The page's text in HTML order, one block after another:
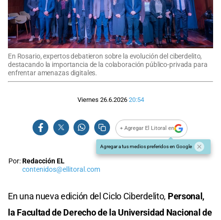
En Rosario, expertos debatieron sobre la evolución del ciberdelito,
destacando la importancia de la colaboración público-privada para
enfrentar amenazas digitales.
Viernes 26.6.2026 20:54
+ Agregar El Litoral en
Agregar a tus medios preferidos en Google
Por:Redacción EL
contenidos@ellitoral.com
En una nueva edición del Ciclo Ciberdelito, Personal,
la Facultad de Derecho de la Universidad Nacional de